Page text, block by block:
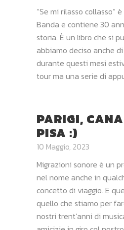
“Se mi rilasso collasso”
Banda e contiene 30
storia. È un libro che si
abbiamo deciso anche
durante questi mesi
tour ma una serie di
PARIGI,
PISA :)
10 Maggio, 2023
Migrazioni sonore è un
nel nome anche in
concetto di viaggio. E
quello che stiamo per
nostri trent’anni di